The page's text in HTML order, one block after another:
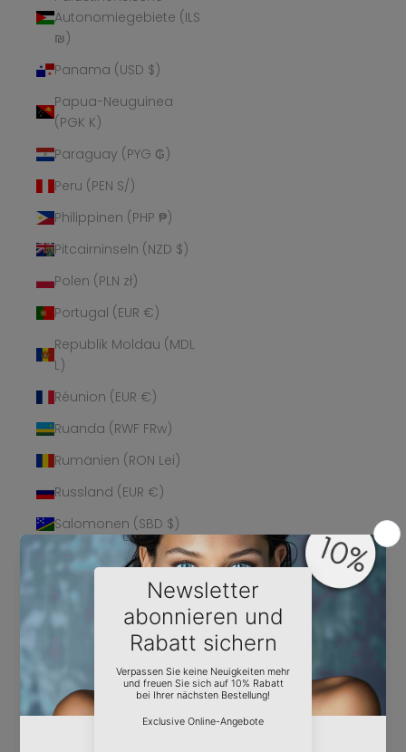
Autonomiegebiete (ILS
₪)
Panama (USD $)
Papua-Neuguinea
(PGK K)
Paraguay (PYG ₲)
Peru (PEN S/)
Philippinen (PHP ₱)
Pitcairninseln (NZD $)
Polen (PLN zł)
Portugal (EUR €)
Republik Moldau (MDL
L)
Réunion (EUR €)
Ruanda (RWF FRw)
Rumänien (RON Lei)
Russland (EUR €)
Salomonen (SBD $)
Sambia (EUR €)
Samoa (WST T)
San Marino (EUR €)
São Tomé und
Príncipe (STD Db)
Saudi-Arabien (SAR